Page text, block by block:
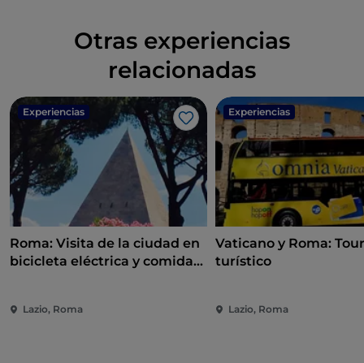
Otras experiencias
relacionadas
Experiencias
Me gusta
Roma: Visita de la ciudad en
bicicleta eléctrica y comida
Lazio, Roma
Experiencias
Vaticano y Roma:
turístico
Lazio, Roma